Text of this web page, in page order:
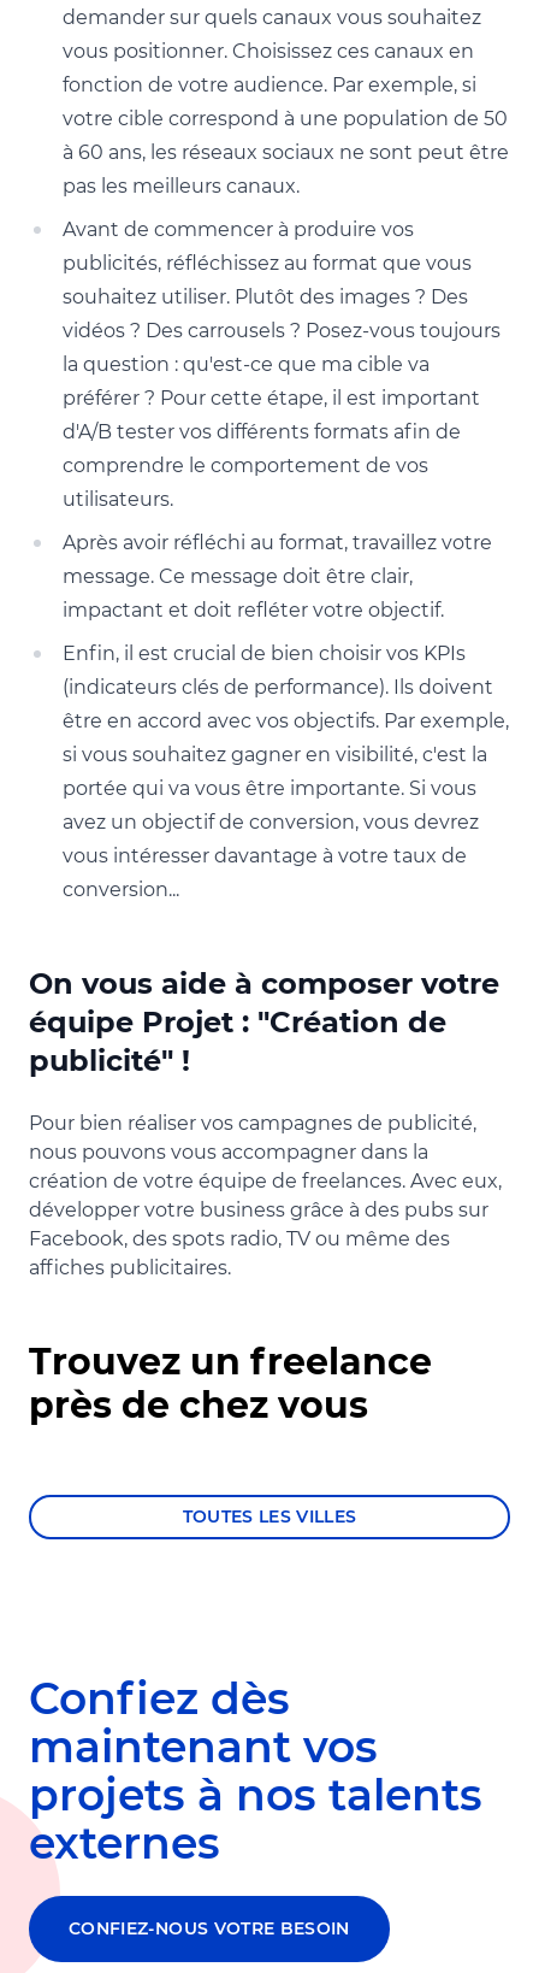
demander sur quels canaux vous souhaitez
vous positionner. Choisissez ces canaux en
fonction de votre audience. Par exemple, si
votre cible correspond à une population de 50
à 60 ans, les réseaux sociaux ne sont peut être
pas les meilleurs canaux.
Avant de commencer à produire vos
publicités, réfléchissez au format que vous
souhaitez utiliser. Plutôt des images ? Des
vidéos ? Des carrousels ? Posez-vous toujours
la question : qu'est-ce que ma cible va
préférer ? Pour cette étape, il est important
d'A/B tester vos différents formats afin de
comprendre le comportement de vos
utilisateurs.
Après avoir réfléchi au format, travaillez votre
message. Ce message doit être clair,
impactant et doit refléter votre objectif.
Enfin, il est crucial de bien choisir vos KPIs
(indicateurs clés de performance). Ils doivent
être en accord avec vos objectifs. Par exemple,
si vous souhaitez gagner en visibilité, c'est la
portée qui va vous être importante. Si vous
avez un objectif de conversion, vous devrez
vous intéresser davantage à votre taux de
conversion...
On vous aide à composer votre
équipe Projet : "Création de
publicité" !
Pour bien réaliser vos campagnes de publicité,
nous pouvons vous accompagner dans la
création de votre équipe de freelances. Avec eux,
développer votre business grâce à des pubs sur
Facebook, des spots radio, TV ou même des
affiches publicitaires.
Trouvez un freelance
près de chez vous
TOUTES LES VILLES
Confiez dès
maintenant vos
projets à nos talents
externes
CONFIEZ-NOUS VOTRE BESOIN